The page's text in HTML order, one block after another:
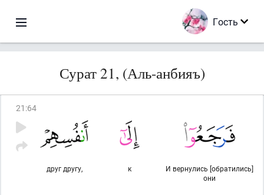
Гость
Сурат 21, (Аль-анбияъ)
21 :64
И вернулись [обратились]
они
к
друг другу,